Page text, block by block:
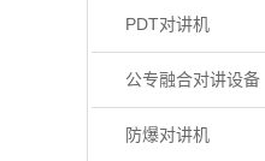
PDT对讲机
公专融合对讲设备
防爆对讲机